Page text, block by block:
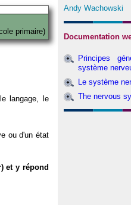
primaire)
langage, le
ou d'un état
et y répond
Andy Wachowski
Documentation
Principes
système
Le système
The nervous